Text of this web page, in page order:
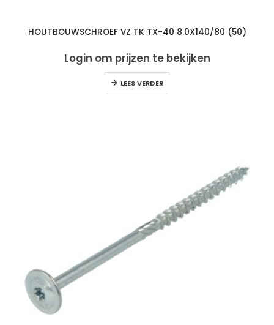
HOUTBOUWSCHROEF VZ TK TX-40 8.0X140/80 (50)
Login om prijzen te bekijken
LEES VERDER